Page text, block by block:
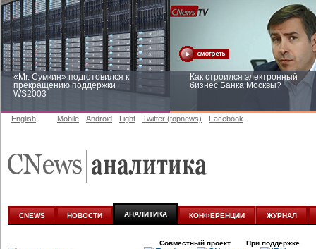
«Mr. Сумкин» подготовился к
прекращению поддержки
WS2003
Как строился электронный
бизнес Банка Москвы?
аналитике
English Mobile Android Light Twitter (topnews) Facebook
CNEWS НОВОСТИ АНАЛИТИКА КОНФЕРЕНЦИИ ЖУРНАЛ
Совместный проект При поддержке